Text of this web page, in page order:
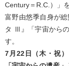
Century＝R.C.）」
富野由悠季自身が
タ Ⅲ』「宇宙から
す。
7月22日（木・祝